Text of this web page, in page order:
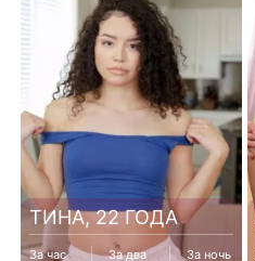
ТИНА, 22 ГОДА
За час За два За ночь